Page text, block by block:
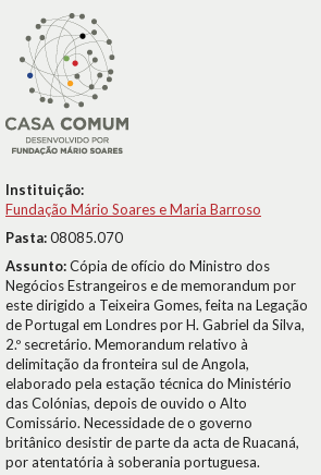
Instituição:
Fundação Mário Soares e Maria Barroso
Pasta:08085.070
Assunto:Cópia de ofício do Ministro dos
Negócios Estrangeiros e de memorandum por
este dirigido a Teixeira Gomes, feita na Legação
de Portugal em Londres por H. Gabriel da Silva,
2.º secretário. Memorandum relativo à
delimitação da fronteira sul de Angola,
elaborado pela estação técnica do Ministério
das Colónias, depois de ouvido o Alto
Comissário. Necessidade de o governo
britânico desistir de parte da acta de Ruacaná,
por atentatória à soberania portuguesa.